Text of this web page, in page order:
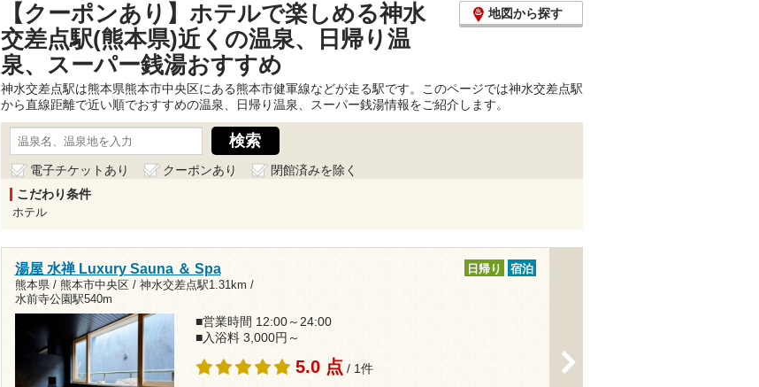
【クーポンあり】ホテルで楽しめる神水
交差点駅(熊本県)近くの温泉、日帰り温
泉、スーパー銭湯おすすめ
地図から探す
神水交差点駅は熊本県熊本市中央区にある熊本市健軍線などが走る駅です。このページでは神水交差点駅
から直線距離で近い順でおすすめの温泉、日帰り温泉、スーパー銭湯情報をご紹介します。
電子チケットあり クーポンあり
閉館済みを除く
こだわり条件
ホテル
湯屋 水禅 Luxury Sauna ＆ Spa
熊本県 / 熊本市中央区 / 神水交差点駅1.31km /
水前寺公園駅540m
日帰り 宿泊
■営業時間 12:00～24:00
■入浴料 3,000円～
5.0 点 / 1件